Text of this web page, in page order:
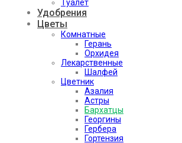
Туалет
Удобрения
Цветы
Комнатные
Герань
Орхидея
Лекарственные
Шалфей
Цветник
Азалия
Астры
Бархатцы
Георгины
Гербера
Гортензия